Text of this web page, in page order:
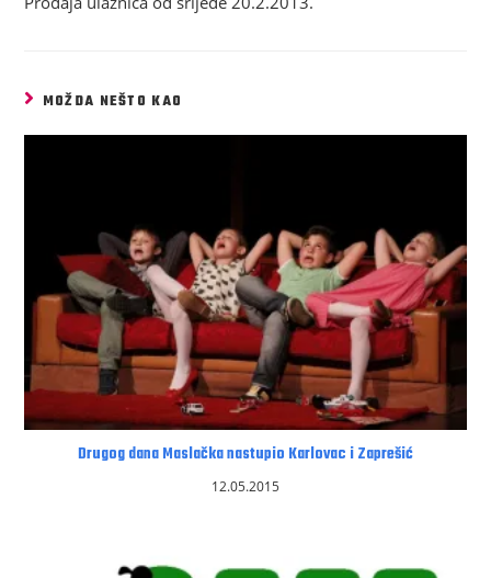
MOŽDA NEŠTO KAO
Drugog dana Maslačka nastupio Karlovac i Zaprešić
12.05.2015